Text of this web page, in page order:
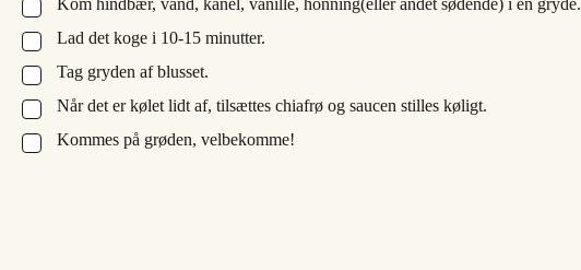
▢
▢
Lad det koge i 10-15 minutter.
▢
Tag gryden af blusset.
▢
Når det er kølet lidt af, tilsættes chiafrø og saucen stilles køligt.
▢
Kommes på grøden, velbekomme!